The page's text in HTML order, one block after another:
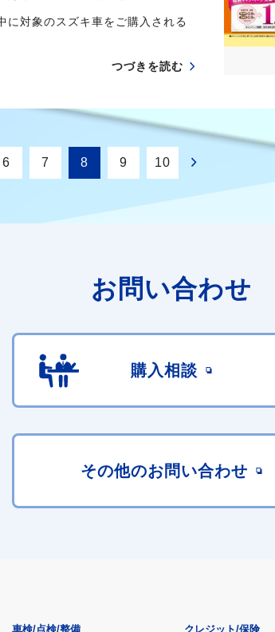
対象のスズキ車をご購入される
つづきを読む
6 7 8 9 10
お問い合わせ
購入相談
その他のお問い合わせ
車検/点検/整備 クレジット/保険